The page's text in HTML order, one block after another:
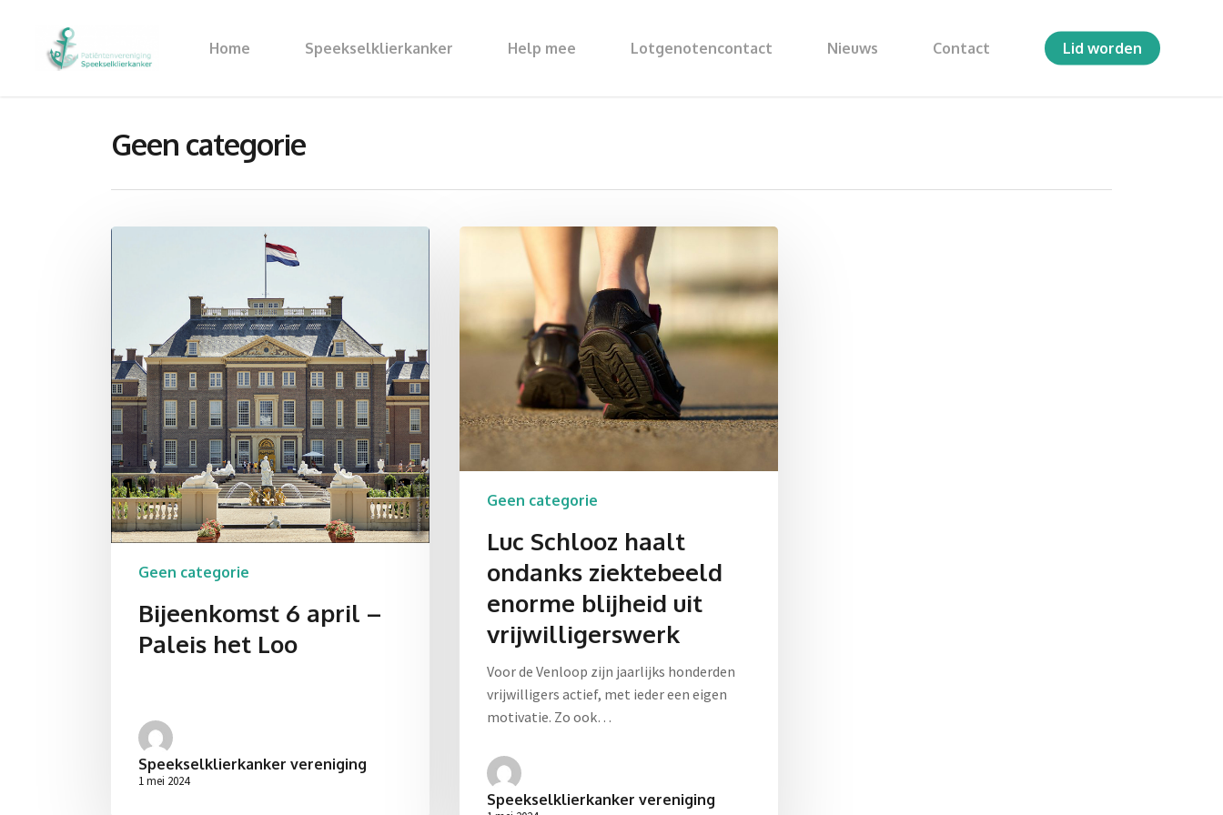
Home Speekselklierkanker Help mee Lotgenotencontact Nieuws Contact Lid worden
Geen categorie
Geen categorie
Bijeenkomst 6 april –
Paleis het Loo
Speekselklierkanker vereniging
1 mei 2024
Geen categorie
Luc Schlooz haalt
ondanks ziektebeeld
enorme blijheid uit
vrijwilligerswerk
Voor de Venloop zijn jaarlijks honderden
vrijwilligers actief, met ieder een eigen
motivatie. Zo ook…
Speekselklierkanker vereniging